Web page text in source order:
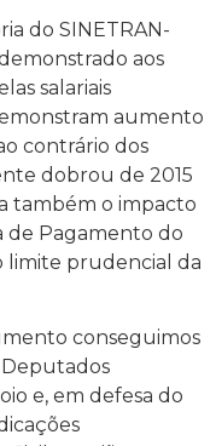
do SINETRAN-
aos
salariais
aumento
contrário dos
dobrou de 2015
também o impacto
de Pagamento do
limite prudencial da
conseguimos
e, em defesa do